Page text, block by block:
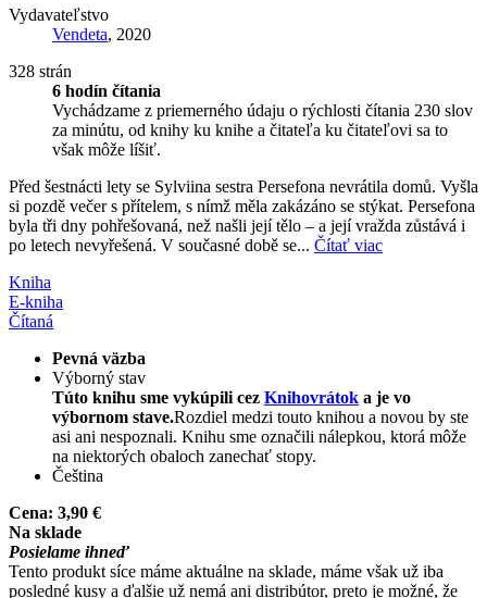
Vydavateľstvo
Vendeta, 2020
328 strán
6 hodín čítania
Vychádzame z priemerného údaju o rýchlosti čítania 230 slov
za minútu, od knihy ku knihe a čitateľa ku čitateľovi sa to
však môže líšiť.
Před šestnácti lety se Sylviina sestra Persefona nevrátila domů. Vyšla
si pozdě večer s přítelem, s nímž měla zakázáno se stýkat. Persefona
byla tři dny pohřešovaná, než našli její tělo – a její vražda zůstává i
po letech nevyřešená. V současné době se... Čítať viac
Kniha
E-kniha
Čítaná
Pevná väzba
Výborný stav
Túto knihu sme vykúpili cez Knihovrátok a je vo
výbornom stave.Rozdiel medzi touto knihou a novou by ste
asi ani nespoznali. Knihu sme označili nálepkou, ktorá môže
na niektorých obaloch zanechať stopy.
Čeština
Cena: 3,90 €
Na sklade
Posielame ihneď
Tento produkt síce máme aktuálne na sklade, máme však už iba
posledné kusy a ďalšie už nemá ani distribútor, preto je možné, že